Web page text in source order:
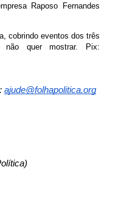
Raposo Fernandes
cobrindo eventos dos três
quer mostrar. Pix:
ajude@folhapolitica.org